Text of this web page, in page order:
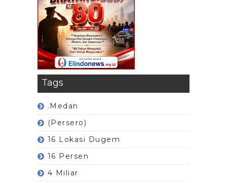
Tags
.Medan
(Persero)
16 Lokasi Dugem
16 Persen
4 Miliar